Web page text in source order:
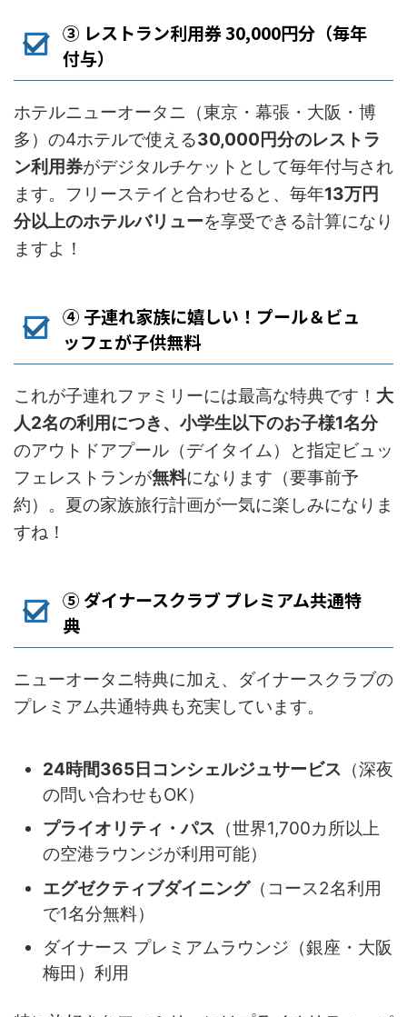
③ レストラン利用券 30,000円分（毎年
付与）
ホテルニューオータニ（東京・幕張・大阪・博
多）の4ホテルで使える30,000円分のレストラ
ン利用券がデジタルチケットとして毎年付与され
ます。フリーステイと合わせると、毎年13万円
分以上のホテルバリューを享受できる計算になり
ますよ！
④ 子連れ家族に嬉しい！プール＆ビュ
ッフェが子供無料
これが子連れファミリーには最高な特典です！ 大
人2名の利用につき、小学生以下のお子様1名分
のアウトドアプール（デイタイム）と指定ビュッ
フェレストランが無料になります（要事前予
約）。夏の家族旅行計画が一気に楽しみになりま
すね！
⑤ ダイナースクラブ プレミアム共通特
典
ニューオータニ特典に加え、ダイナースクラブの
プレミアム共通特典も充実しています。
24時間365日コンシェルジュサービス （深夜
の問い合わせもOK）
プライオリティ・パス （世界1,700カ所以上
の空港ラウンジが利用可能）
エグゼクティブダイニング（コース2名利用
で1名分無料）
ダイナース プレミアムラウンジ（銀座・大阪
梅田）利用